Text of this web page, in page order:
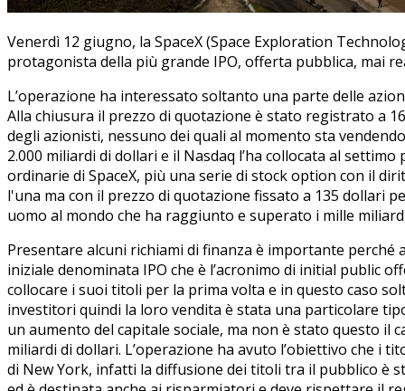
Venerdì 12 giugno, la SpaceX (Space Exploration
protagonista della più grande IPO, offerta pubblica, mai
L’operazione ha interessato soltanto una parte delle
Alla chiusura il prezzo di quotazione è stato registrato a
degli azionisti, nessuno dei quali al momento sta
2.000 miliardi di dollari e il Nasdaq l’ha collocata al
ordinarie di SpaceX, più una serie di stock option con il
l'una ma con il prezzo di quotazione fissato a 135 dollari
uomo al mondo che ha raggiunto e superato i mille
Presentare alcuni richiami di finanza è importante
iniziale denominata IPO che è l’acronimo di initial public
collocare i suoi titoli per la prima volta e in questo caso
investitori quindi la loro vendita è stata una particolare
un aumento del capitale sociale, ma non è stato questo il
miliardi di dollari. L’operazione ha avuto l’obiettivo che i
di New York, infatti la diffusione dei titoli tra il pubblico è